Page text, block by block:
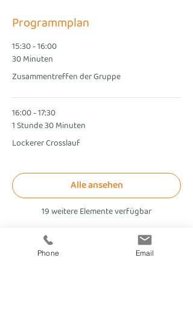
Programmplan
15:30 - 16:00
30 Minuten
Zusammentreffen der Gruppe
16:00 - 17:30
1 Stunde 30 Minuten
Lockerer Crosslauf
19 weitere Elemente verfügbar
Alle ansehen
Phone Email